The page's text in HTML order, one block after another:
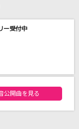
ー受付中
ンキング
公開曲を見る